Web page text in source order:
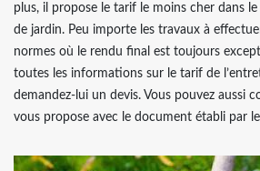
plus, il propose le tarif le moins cher dans
de jardin. Peu importe les travaux à
normes où le rendu final est toujours
toutes les informations sur le tarif de
demandez-lui un devis. Vous pouvez aussi
vous propose avec le document établi par